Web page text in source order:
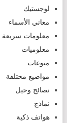
لوجستيك
معاني الأسماء
معلومات سريعة
معلوميات
منوعات
مواضيع مختلفة
نصائح وحيل
نماذج
هواتف ذكية